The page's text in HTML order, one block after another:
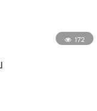
172